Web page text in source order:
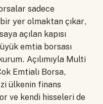
sadece
bir yer olmaktan çıkar,
açılan kapısı
emtia borsası
Açılımıyla Multi
Emtialı Borsa,
ülkenin finans
ve kendi hisseleri de